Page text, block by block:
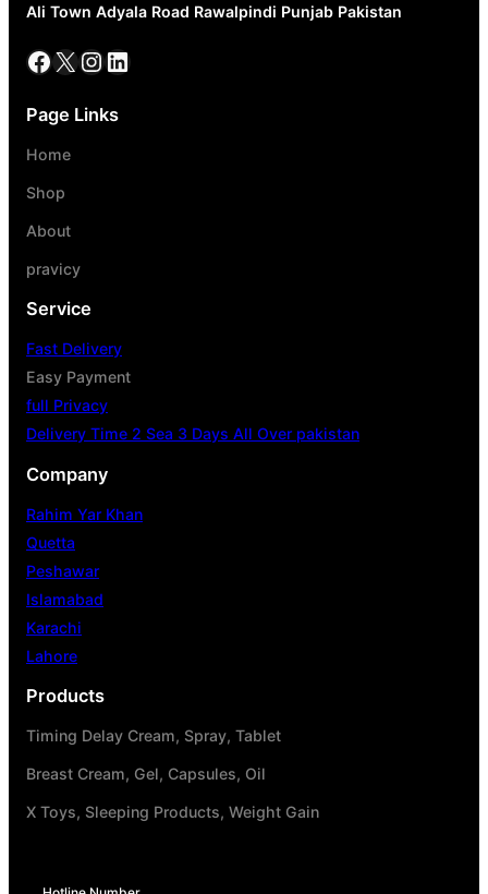
Ali Town Adyala Road Rawalpindi Punjab Pakistan
Page Links
Home
Shop
About
pravicy
Service
Fast Delivery
Easy Payment
full Privacy
Delivery Time 2 Sea 3 Days All Over pakistan
Company
Rahim Yar Khan
Quetta
Peshawar
Islamabad
Karachi
Lahore
Products
Timing Delay Cream, Spray, Tablet
Breast Cream, Gel, Capsules, Oil
X Toys, Sleeping Products, Weight Gain